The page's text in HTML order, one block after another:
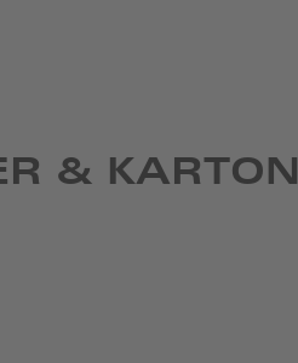
& KARTON